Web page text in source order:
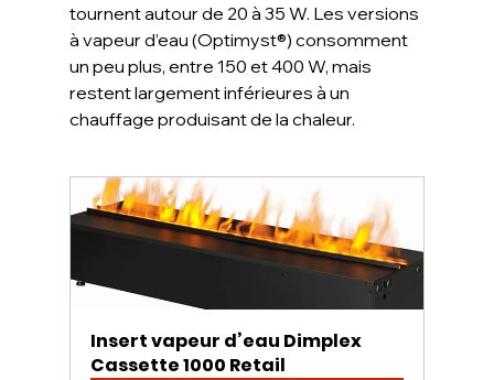
tournent autour de 20 à 35 W. Les versions
à vapeur d’eau (Optimyst®) consomment
un peu plus, entre 150 et 400 W, mais
restent largement inférieures à un
chauffage produisant de la chaleur.
Insert vapeur d’eau Dimplex
Cassette 1000 Retail